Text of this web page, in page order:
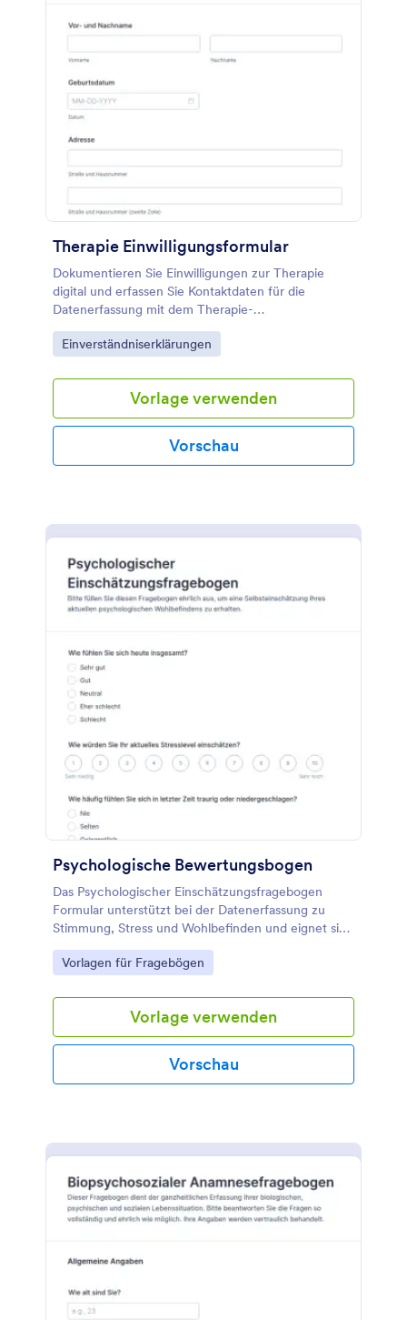
Therapie Einwilligungsformular
Dokumentieren Sie Einwilligungen zur Therapie
digital und erfassen Sie Kontaktdaten für die
Datenerfassung mit dem Therapie-
Einwilligungsformular aus den Jotform
Formularvorlagen.
Go to Category:
Einverständniserklärungen
Vorlage verwenden
Vorschau
Psychologische Bewertungsbogen
Das Psychologischer Einschätzungsfragebogen
Formular unterstützt bei der Datenerfassung zu
Stimmung, Stress und Wohlbefinden und eignet sich
für Praxen, Beratungsstellen und Coaches, die
Entwicklungen regelmäßig dokumentieren möchten.
Go to Category:
Vorlagen für Fragebögen
Vorlage verwenden
Vorschau